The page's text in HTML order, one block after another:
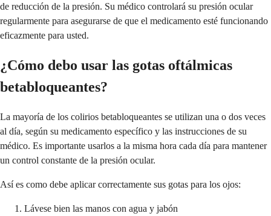
de reducción de la presión. Su médico controlará su presión ocular
regularmente para asegurarse de que el medicamento esté funcionando
eficazmente para usted.
¿Cómo debo usar las gotas oftálmicas
betabloqueantes?
La mayoría de los colirios betabloqueantes se utilizan una o dos veces
al día, según su medicamento específico y las instrucciones de su
médico. Es importante usarlos a la misma hora cada día para mantener
un control constante de la presión ocular.
Así es como debe aplicar correctamente sus gotas para los ojos:
Lávese bien las manos con agua y jabón